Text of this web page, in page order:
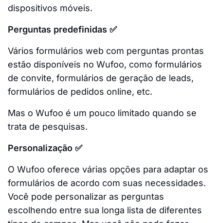
dispositivos móveis.
Perguntas predefinidas ✅
Vários formulários web com perguntas prontas
estão disponíveis no Wufoo, como formulários
de convite, formulários de geração de leads,
formulários de pedidos online, etc.
Mas o Wufoo é um pouco limitado quando se
trata de pesquisas.
Personalização ✅
O Wufoo oferece várias opções para adaptar os
formulários de acordo com suas necessidades.
Você pode personalizar as perguntas
escolhendo entre sua longa lista de diferentes